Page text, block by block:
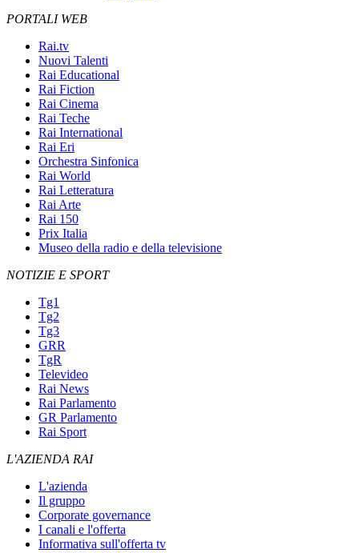
PORTALI WEB
Rai.tv
Nuovi Talenti
Rai Educational
Rai Fiction
Rai Cinema
Rai Teche
Rai International
Rai Eri
Orchestra Sinfonica
Rai World
Rai Letteratura
Rai Arte
Rai 150
Prix Italia
Museo della radio e della televisione
NOTIZIE E SPORT
Tg1
Tg2
Tg3
GRR
TgR
Televideo
Rai News
Rai Parlamento
GR Parlamento
Rai Sport
L'AZIENDA RAI
L'azienda
Il gruppo
Corporate governance
I canali e l'offerta
Informativa sull'offerta tv